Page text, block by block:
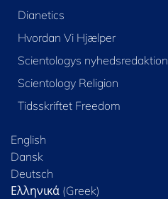
Dianetics
Hvordan Vi Hjælper
Scientologys nyhedsredaktion
Scientology Religion
Tidsskriftet Freedom
English
Dansk
Deutsch
Ελληνικά (Greek)